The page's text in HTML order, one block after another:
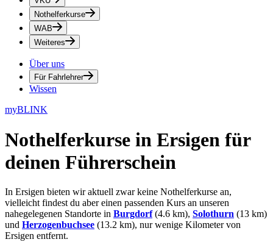
Nothelferkurse
WAB
Weiteres
Über uns
Für Fahrlehrer
Wissen
myBLINK
Nothelferkurse in Ersigen für
deinen Führerschein
In Ersigen bieten wir aktuell zwar keine Nothelferkurse an,
vielleicht findest du aber einen passenden Kurs an unseren
nahegelegenen Standorte in Burgdorf(4.6 km), Solothurn (13 km)
und Herzogenbuchsee (13.2 km), nur wenige Kilometer von
Ersigen entfernt.